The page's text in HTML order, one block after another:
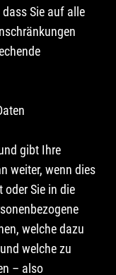
Sie auf alle
gibt Ihre
weiter, wenn dies
oder Sie in die
welche dazu
welche zu
– also